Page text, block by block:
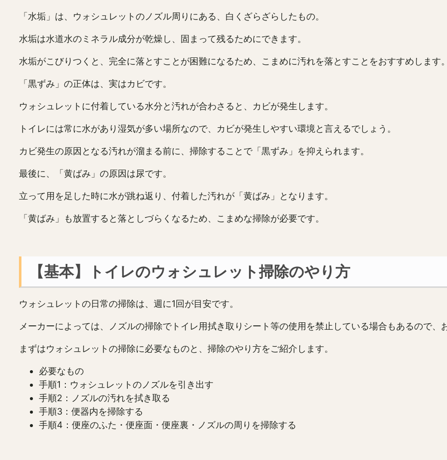
「水垢」は、ウォシュレットのノズル周りにある、白くざらざらしたもの。
水垢は水道水のミネラル成分が乾燥し、固まって残るためにできます。
水垢がこびりつくと、完全に落とすことが困難になるため、こまめに汚れを落とすことをおすすめします
「黒ずみ」の正体は、実はカビです。
ウォシュレットに付着している水分と汚れが合わさると、カビが発生します。
トイレには常に水があり湿気が多い場所なので、カビが発生しやすい環境と言えるでしょう。
カビ発生の原因となる汚れが溜まる前に、掃除することで「黒ずみ」を抑えられます。
最後に、「黄ばみ」の原因は尿です。
立って用を足した時に水が跳ね返り、付着した汚れが「黄ばみ」となります。
「黄ばみ」も放置すると落としづらくなるため、こまめな掃除が必要です。
【基本】トイレのウォシュレット掃除のやり方
ウォシュレットの日常の掃除は、週に1回が目安です。
メーカーによっては、ノズルの掃除でトイレ用拭き取りシート等の使用を禁止している場合もあるので
まずはウォシュレットの掃除に必要なものと、掃除のやり方をご紹介します。
必要なもの
手順1：ウォシュレットのノズルを引き出す
手順2：ノズルの汚れを拭き取る
手順3：便器内を掃除する
手順4：便座のふた・便座面・便座裏・ノズルの周りを掃除する